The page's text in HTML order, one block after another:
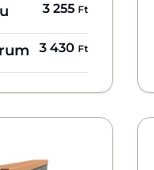
3 255 Ft
3 430 Ft